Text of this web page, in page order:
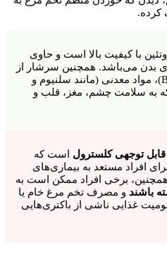
با کیفیت بالا است و حاوی
بدن می‌باشد. همچنین سرشار از
ویتامین‌ها (به‌ویژه A، D، E و B12)، مواد معدنی (مانند سلنیوم و
به سلامت چشم، مغز، قلب و
توجهی کلسترول است که
افراد مستعد به بیماری‌های
برخی افراد ممکن است به
باشند و مصرف تخم مرغ خام یا
غذایی ناشی از باکتری‌هایی